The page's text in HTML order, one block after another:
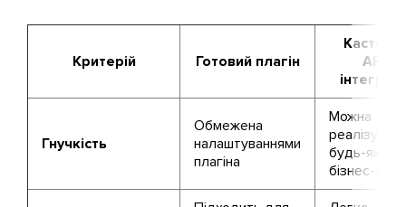
Критерій Готовий плагін
API-
Гнучкість
Обмежена
налаштуваннями
плагіна
Можна
реалізувати
будь-яку
бізнес-